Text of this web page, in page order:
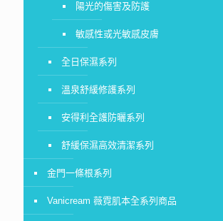
陽光的傷害及防護
敏感性或光敏感皮膚
全日保濕系列
溫泉舒緩修護系列
安得利全護防曬系列
舒緩保濕高效清潔系列
金門一條根系列
Vanicream 薇霓肌本全系列商品